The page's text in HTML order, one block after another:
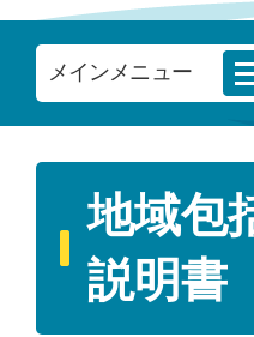
メインメニュー
地域包
説明書